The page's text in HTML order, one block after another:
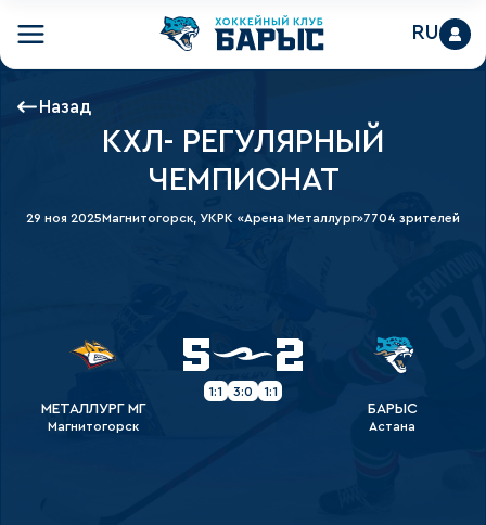
RU
Назад
КХЛ- РЕГУЛЯРНЫЙ
ЧЕМПИОНАТ
29 ноя 2025Магнитогорск, УКРК «Арена Металлург»7704 зрителей
МЕТАЛЛУРГ МГ
Магнитогорск
5 2
1:1 3:0 1:1
БАРЫС
Астана